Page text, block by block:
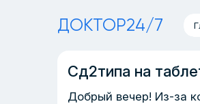
ДОКТОР24/7
Сд2типа на
Добрый вечер! Из-за